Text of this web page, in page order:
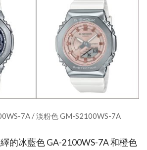
7A / 淡粉色 GM-S2100WS-7A
的冰藍色 GA-2100WS-7A 和橙色